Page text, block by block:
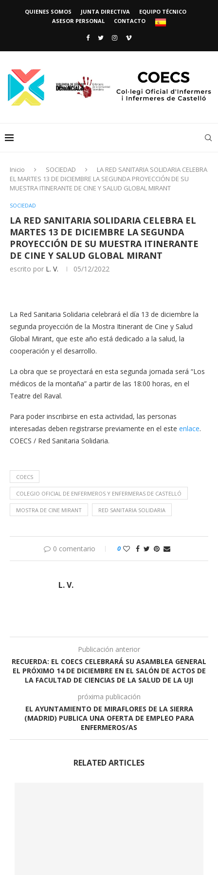
QUIENES SOMOS JUNTA DIRECTIVA
EQUIPO TÉCNICO
ASESOR PERSONAL
CONTACTO
Inicio SOCIEDAD
LA RED SANITARIA SOLIDARIA CELEBRA
EL MARTES 13 DE DICIEMBRE LA SEGUNDA PROYECCIÓN DE SU
MUESTRA ITINERANTE DE CINE Y SALUD GLOBAL MIRANT
SOCIEDAD
LA RED SANITARIA SOLIDARIA CELEBRA EL
MARTES 13 DE DICIEMBRE LA SEGUNDA
PROYECCIÓN DE SU MUESTRA ITINERANTE
DE CINE Y SALUD GLOBAL MIRANT
escrito por L. V. 05/12/2022
La Red Sanitaria Solidaria celebrará el día 13 de diciembre la
segunda proyección de la Mostra Itinerant de Cine y Salud
Global Mirant, que este año está dedicado a la salud, la
cooperación y el desarrollo.
La obra que se proyectará en esta segunda jornada será “Los
médicos de la montaña” a partir de las 18:00 horas, en el
Teatre del Raval.
Para poder inscribirse en esta actividad, las personas
interesadas deben registrarse previamente en el este enlace.
COECS / Red Sanitaria Solidaria.
COECS
COLEGIO OFICIAL DE ENFERMEROS Y ENFERMERAS DE CASTELLÓ
MOSTRA DE CINE MIRANT RED SANITARIA SOLIDARIA
0 comentario 0
L. V.
Publicación anterior
RECUERDA: EL COECS CELEBRARÁ SU ASAMBLEA GENERAL
EL PRÓXIMO 14 DE DICIEMBRE EN EL SALÓN DE ACTOS DE
LA FACULTAD DE CIENCIAS DE LA SALUD DE LA UJI
próxima publicación
EL AYUNTAMIENTO DE MIRAFLORES DE LA SIERRA
(MADRID) PUBLICA UNA OFERTA DE EMPLEO PARA
ENFERMEROS/AS
RELATED ARTICLES